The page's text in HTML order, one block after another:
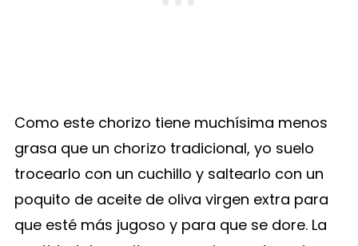
Como este chorizo tiene muchísima menos
grasa que un chorizo tradicional, yo suelo
trocearlo con un cuchillo y saltearlo con un
poquito de aceite de oliva virgen extra para
que esté más jugoso y para que se dore. La